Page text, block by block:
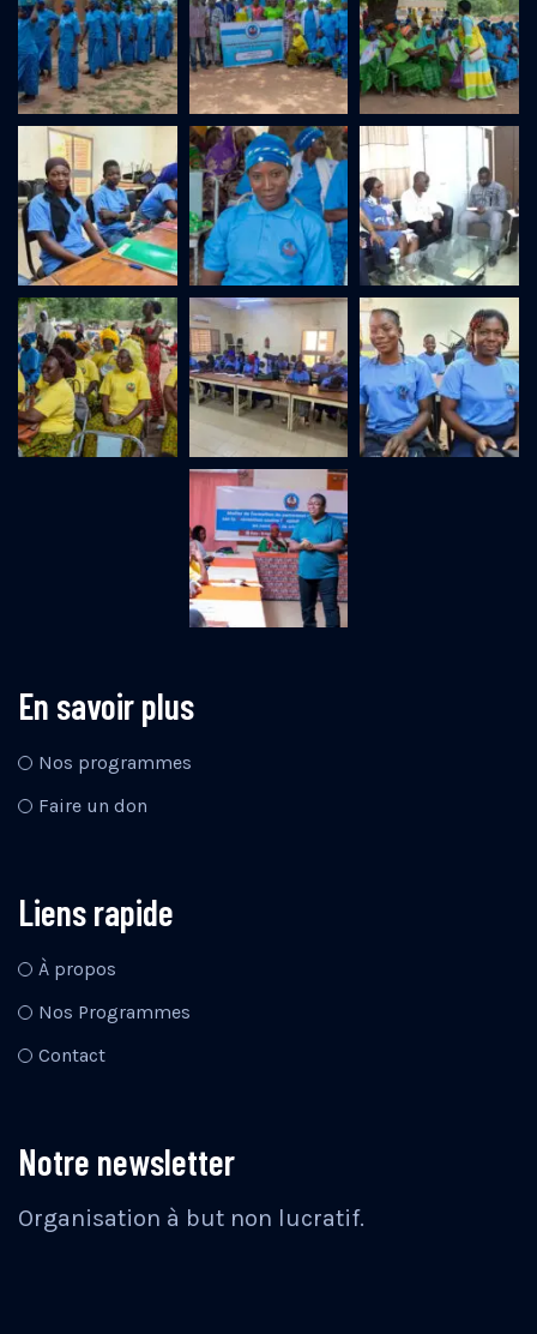
En savoir plus
Nos programmes
Faire un don
Liens rapide
À propos
Nos Programmes
Contact
Notre newsletter
Organisation à but non lucratif.